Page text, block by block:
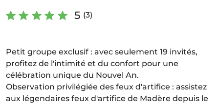
5 (3)
Petit groupe exclusif : avec seulement 19 invités,
profitez de l'intimité et du confort pour une
célébration unique du Nouvel An.
Observation privilégiée des feux d'artifice : assistez
aux légendaires feux d'artifice de Madère depuis le